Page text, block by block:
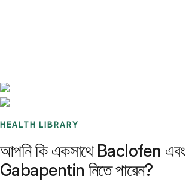
HEALTH LIBRARY
আপনি কি একসাথে Baclofen এবং
Gabapentin নিতে পারেন?